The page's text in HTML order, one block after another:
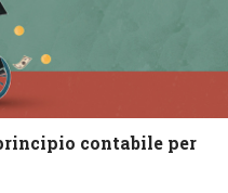
contabile per